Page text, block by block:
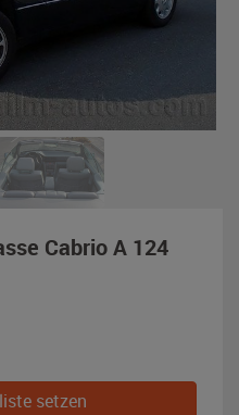
Cabrio A 124,
setzen